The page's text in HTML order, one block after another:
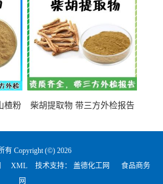
楂粉 柴胡提取物 带三方外检报告
有 Copyright (©) 2026
XML 技术支持： 盖德化工网
食品商务
网